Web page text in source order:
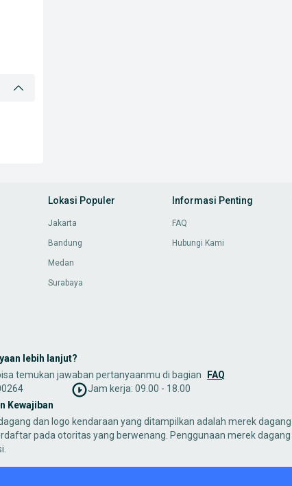
Lokasi Populer
Jakarta
Bandung
Medan
Surabaya
Informasi Penting
FAQ
Hubungi Kami
lebih lanjut?
temukan jawaban pertanyaanmu di bagian
FAQ
Jam kerja: 09.00 - 18.00
Kewajiban
dan logo kendaraan yang ditampilkan adalah merek
pada otoritas yang berwenang. Penggunaan merek